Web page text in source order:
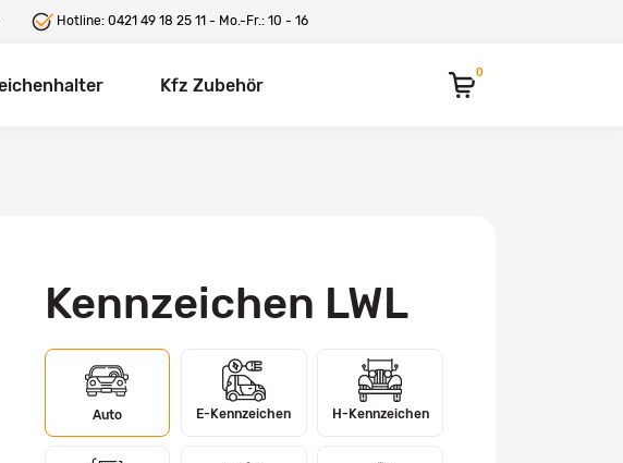
Hotline: 0421 49 18 25 11 - Mo.-Fr.: 10 - 16
Kfz Zubehör
0
Kennzeichen LWL
Auto E-Kennzeichen H-Kennzeichen